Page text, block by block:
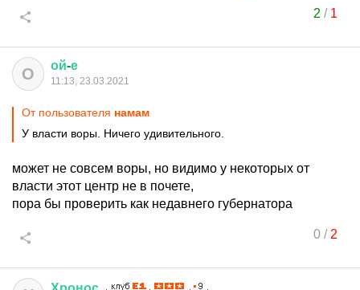
2 / 1
О ой-е
11:13, 23.03.2021
От пользователя намам
У власти воры. Ничего удивительного.
может не совсем воры, но видимо у некоторых от
власти этот центр не в почете,
пора бы проверить как недавнего губернатора
0/ 2